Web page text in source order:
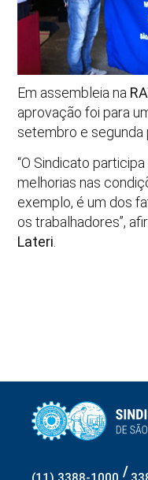
Em assembleia na
aprovação foi para
setembro e segunda
“O Sindicato
melhorias nas
exemplo, é um dos
os trabalhadores”,
Lateri.
/